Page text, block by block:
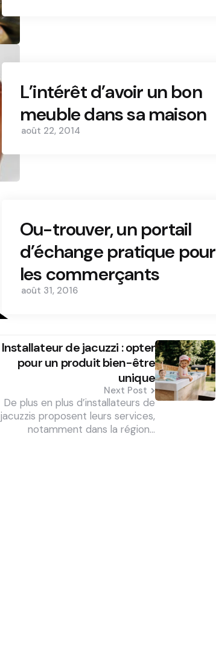
L’intérêt d’avoir un bon
meuble dans sa maison
août 22, 2014
Ou-trouver, un portail
d’échange pratique pour
les commerçants
août 31, 2016
Installateur de jacuzzi : opter
pour un produit bien-être
unique
Next Post
De plus en plus d’installateurs de
jacuzzis proposent leurs services,
notamment dans la région…